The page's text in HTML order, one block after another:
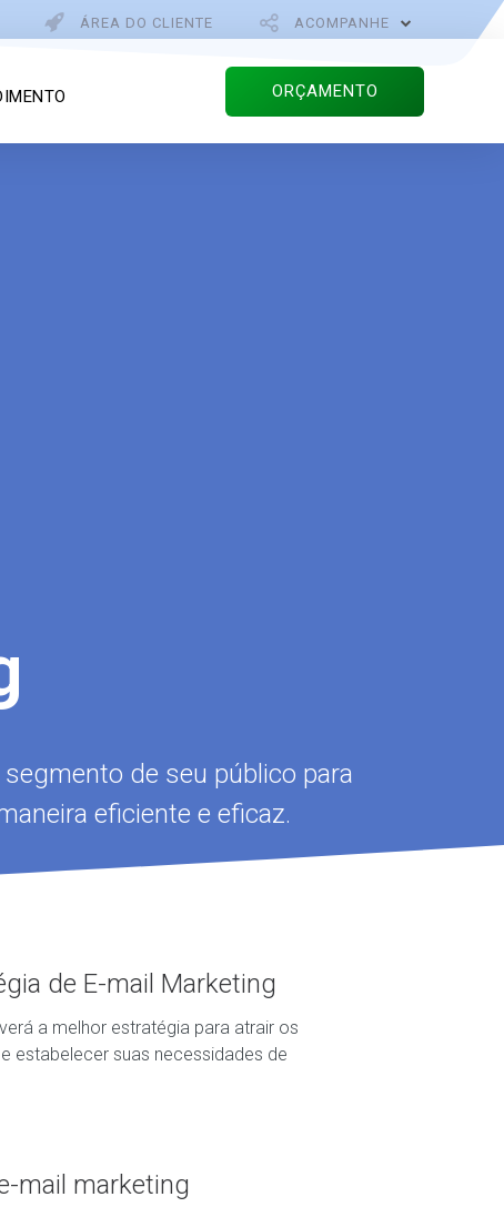
ÁREA DO CLIENTE ACOMPANHE
ORÇAMENTO
de seu público para
eficiente e eficaz.
de E-mail Marketing
a melhor estratégia para atrair os
estabelecer suas necessidades de
mail marketing